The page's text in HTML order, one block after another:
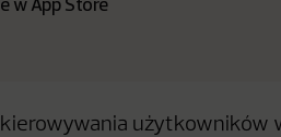
użytkowników